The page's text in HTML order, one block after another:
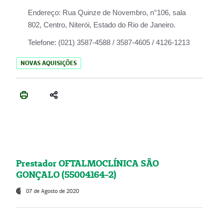
Endereço: Rua Quinze de Novembro, n°106, sala
802, Centro, Niterói, Estado do Rio de Janeiro.
Telefone: (021) 3587-4588 / 3587-4605 / 4126-1213
NOVAS AQUISIÇÕES
Prestador OFTALMOCLÍNICA SÃO
GONÇALO (55004164-2)
07 de Agosto de 2020